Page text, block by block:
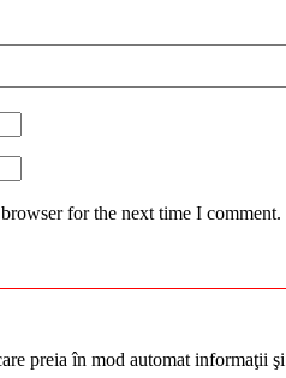
for the next time I comment.
preia în mod automat